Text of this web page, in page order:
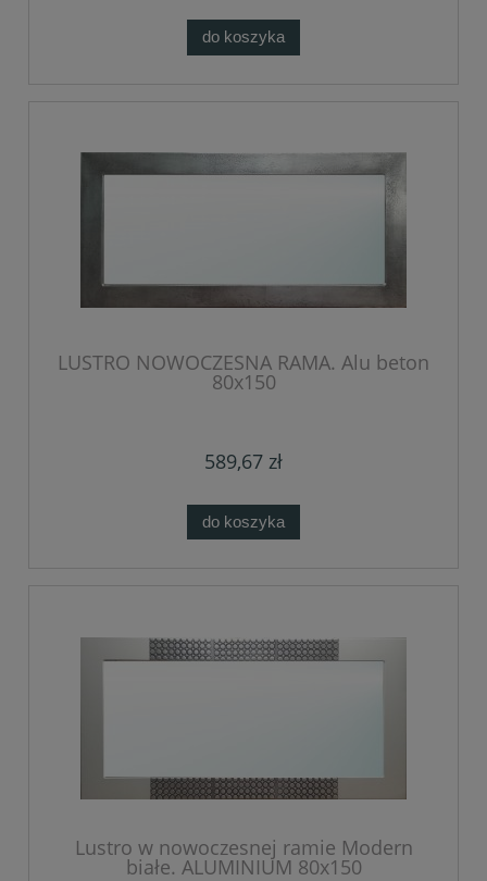
do koszyka
LUSTRO NOWOCZESNA RAMA. Alu beton
80x150
589,67 zł
do koszyka
Lustro w nowoczesnej ramie Modern
białe. ALUMINIUM 80x150